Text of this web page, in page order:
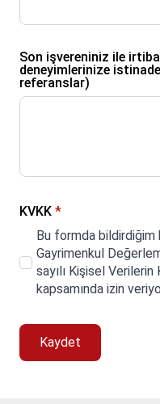
Son işvereniniz ile
deneyimlerinize
referanslar)
KVKK *
Bu formda
Gayrimenkul
sayılı Kişisel Verilerin
kapsamında izin
Kaydet